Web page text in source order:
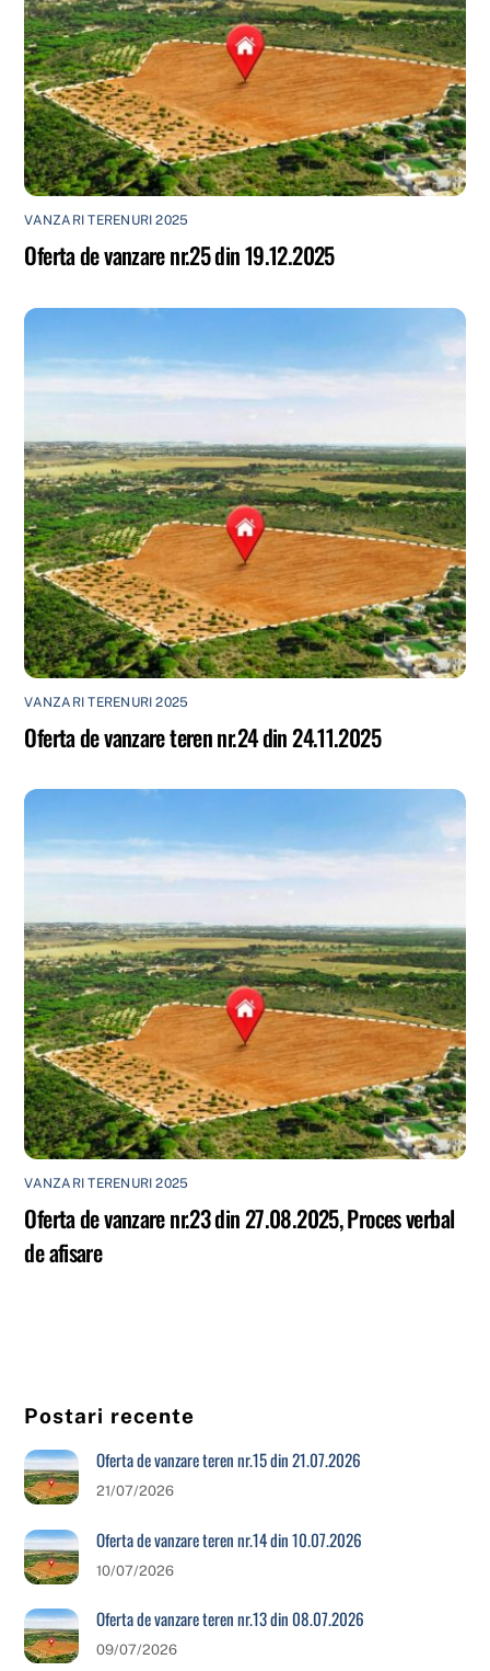
VANZARI TERENURI 2025
Oferta de vanzare nr.25 din 19.12.2025
VANZARI TERENURI 2025
Oferta de vanzare teren nr.24 din 24.11.2025
VANZARI TERENURI 2025
Oferta de vanzare nr.23 din 27.08.2025, Proces verbal
de afisare
Postari recente
Oferta de vanzare teren nr.15 din 21.07.2026
21/07/2026
Oferta de vanzare teren nr.14 din 10.07.2026
10/07/2026
Oferta de vanzare teren nr.13 din 08.07.2026
09/07/2026